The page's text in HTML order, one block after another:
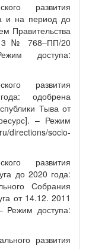
развития
и на период до
Правительства
№ 768–ПП/20
доступа:
развития
одобрена
Тыва от
– Режим
socio-
развития
до 2020 года:
Собрания
от 14.12. 2011
доступа:
развития